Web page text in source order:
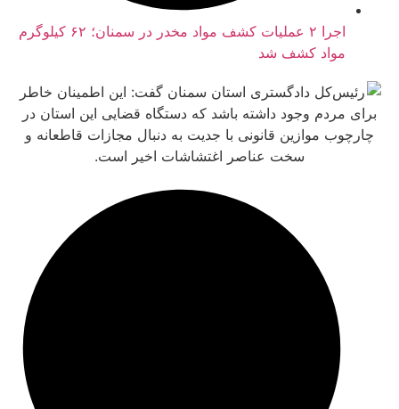
اجرا ۲ عملیات کشف مواد مخدر در سمنان؛ ۶۲ کیلوگرم
کشف شد